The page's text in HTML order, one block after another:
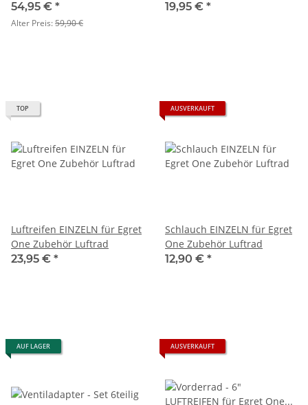
Rücklicht Micro LED, mit
Lithium-Akkus
54,95 € *
Alter Preis:59,90 €
zugelassen
19,95 € *
TOP
Luftreifen EINZELN für Egret
One Zubehör Luftrad
23,95 € *
AUSVERKAUFT
Schlauch EINZELN für Egret
One Zubehör Luftrad
12,90 € *
AUF LAGER AUSVERKAUFT